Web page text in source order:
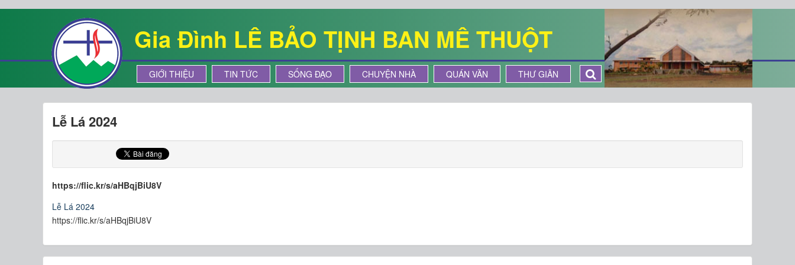
Gia Đình LÊ BẢO TỊNH BAN MÊ THUỘT
GIỚI THIỆU TIN TỨC SỐNG ĐẠO CHUYỆN NHÀ QUÁN VĂN THƯ GIÃN
Lễ Lá 2024
https://flic.kr/s/aHBqjBiU8V
Lễ Lá 2024
https://flic.kr/s/aHBqjBiU8V